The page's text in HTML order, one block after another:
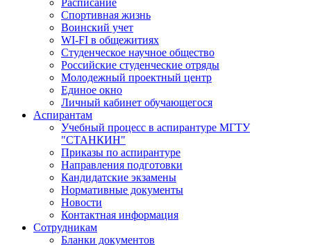
Расписание
Спортивная жизнь
Воинский учет
WI-FI в общежитиях
Студенческое научное общество
Российские студенческие отряды
Молодежный проектный центр
Единое окно
Личный кабинет обучающегося
Аспирантам
Учебный процесс в аспирантуре МГТУ
"СТАНКИН"
Приказы по аспирантуре
Направления подготовки
Кандидатские экзамены
Нормативные документы
Новости
Контактная информация
Сотрудникам
Бланки документов